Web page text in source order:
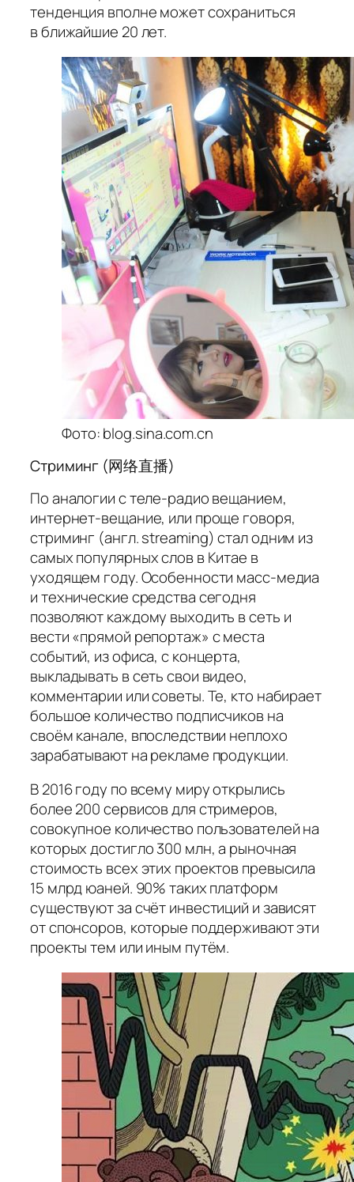
тенденция вполне может сохраниться
в ближайшие 20 лет.
Фото: blog.sina.com.cn
Стриминг (网络直播)
По аналогии с теле-радио вещанием,
интернет-вещание, или проще говоря,
стриминг (англ. streaming) стал одним из
самых популярных слов в Китае в
уходящем году. Особенности масс-медиа
и технические средства сегодня
позволяют каждому выходить в сеть и
вести «прямой репортаж» с места
событий, из офиса, с концерта,
выкладывать в сеть свои видео,
комментарии или советы. Те, кто набирает
большое количество подписчиков на
своём канале, впоследствии неплохо
зарабатывают на рекламе продукции.
В 2016 году по всему миру открылись
более 200 сервисов для стримеров,
совокупное количество пользователей на
которых достигло 300 млн, а рыночная
стоимость всех этих проектов превысила
15 млрд юаней. 90% таких платформ
существуют за счёт инвестиций и зависят
от спонсоров, которые поддерживают эти
проекты тем или иным путём.